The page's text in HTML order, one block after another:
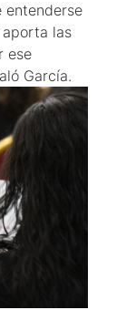
entenderse
las
ese
García.